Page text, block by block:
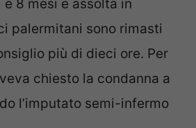
e 8 mesi e assolta in
palermitani sono rimasti
più di dieci ore. Per
chiesto la condanna a
l’imputato semi-infermo